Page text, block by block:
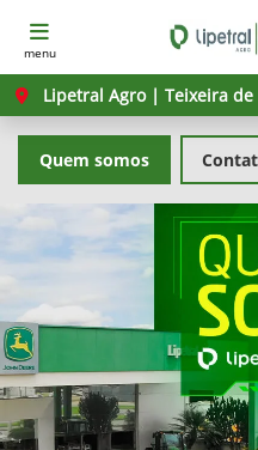
menu
Lipetral Agro | Teixeira de
Quem somos